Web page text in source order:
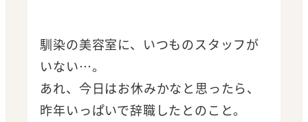
馴染の美容室に、いつものスタッフが
いない…。
あれ、今日はお休みかなと思ったら、
昨年いっぱいで辞職したとのこと。